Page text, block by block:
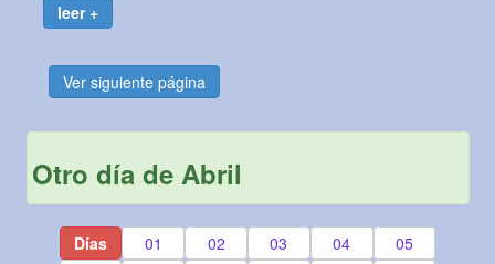
leer +
Ver siguiente página
Otro día de Abril
Días 01 02 03 04
05